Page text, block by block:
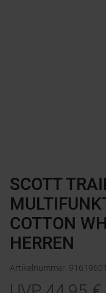
SCOTT
COTTON
HERREN
Artikelnummer: 91619601